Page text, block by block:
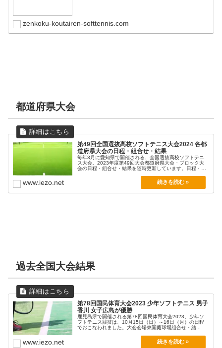
zenkoku-koutairen-softtennis.com
都道府県大会
第49回全国選抜高校ソフトテニス大会2024 各都
道府県大会の日程・組合せ・結果
毎年3月に愛知県で開催される、全国選抜高校ソフトテニ
ス大会。2023年度第49回大会都道府県大会・ブロック大
会の日程・組合せ・結果を随時更新しています。日程・
www.iezo.net
過去全国大会結果
第78回国民体育大会2023 少年ソフトテニス 男子
香川 女子広島が優勝
鹿児島県で開催される第78回国民体育大会2023。少年ソ
フトテニス競技は、10月15日（日）～16日（月）の日程
でおこなわれました。大会会場東開庭球場組合せ・結...
www.iezo.net